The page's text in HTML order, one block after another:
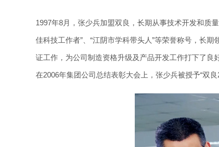
1997年8月，张少兵加盟双良，长期从事技术开发和质
佳科技工作者”、“江阴市学科带头人”等荣誉称号，长
证工作，为公司制造资格升级及产品开发工作打下了良
在2006年集团公司总结表彰大会上，张少兵被授予“双良